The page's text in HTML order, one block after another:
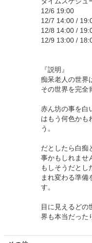
12/6 19:00
12/7 14:00 /
12/8 14:00 /
12/9 13:00 /
『説明』
痴呆老人の世界
その世界を完全
赤ん坊の事を白
はもう何色かも
う。
だとしたら白痴
事かもしれませ
もしそうだとし
まれ変わる準備
す。
目に見えるどの
界も本当だった